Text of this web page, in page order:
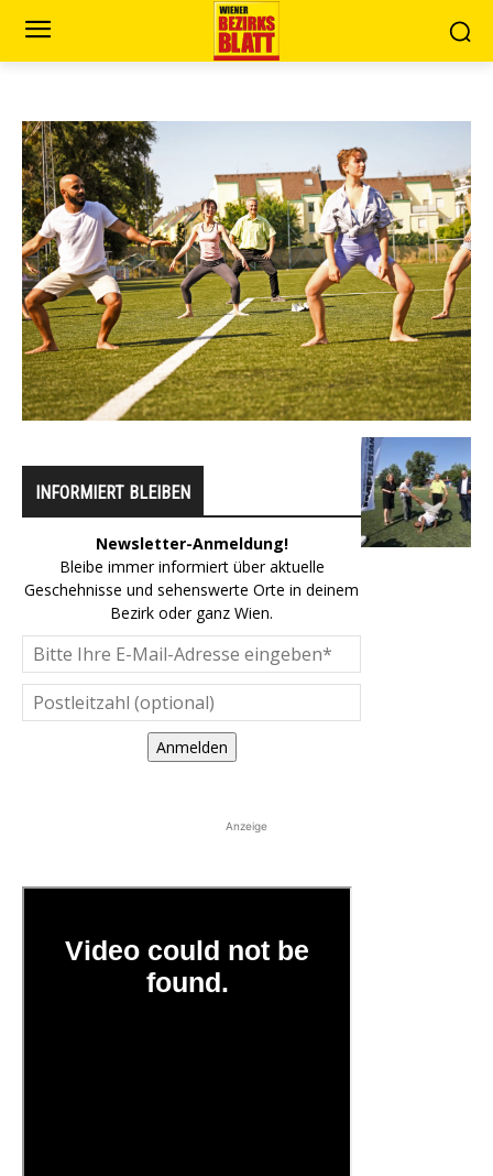
INFORMIERT BLEIBEN
Newsletter-Anmeldung!
Bleibe immer informiert über aktuelle
Geschehnisse und sehenswerte Orte in deinem
Bezirk oder ganz Wien.
Anmelden
Anzeige